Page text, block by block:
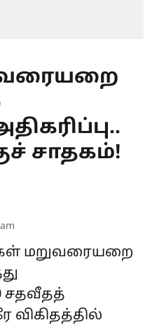
சாதகம்!
மறுவரையறை
சதவீதத்
விகிதத்தில்